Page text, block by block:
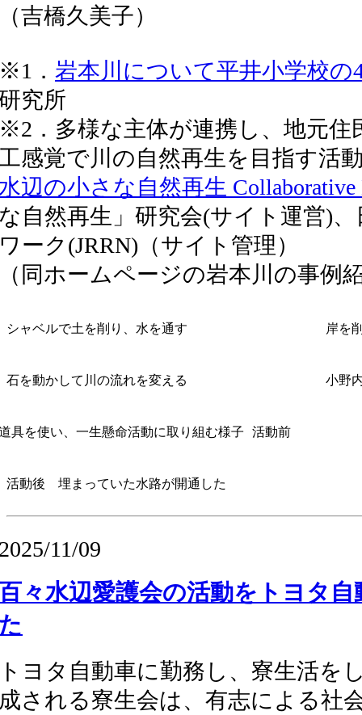
吉橋久美子）
． 岩本川について平井小学校
究所
．多様な主体が連携し、地元住
感覚で川の自然再生を目指す活
辺の小さな自然再生 Collaborative
自然再生」研究会(サイト運営)
ーク(JRRN)（サイト管理）
同ホームページの岩本川の事
シャベルで土を削り、水を通す 岸を
石を動かして川の流れを変える 小野
具を使い、一生懸命活動に取り組む様子 活動前
活動後 埋まっていた水路が開通した
11/09
々水辺愛護会の活動をトヨタ
ヨタ自動車に勤務し、寮生活を
される寮生会は、有志による社